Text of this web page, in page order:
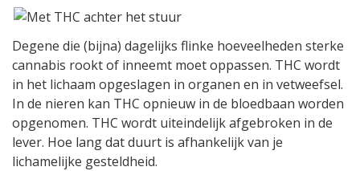
Degene die (bijna) dagelijks flinke hoeveelheden sterke
cannabis rookt of inneemt moet oppassen. THC wordt
in het lichaam opgeslagen in organen en in vetweefsel.
In de nieren kan THC opnieuw in de bloedbaan worden
opgenomen. THC wordt uiteindelijk afgebroken in de
lever. Hoe lang dat duurt is afhankelijk van je
lichamelijke gesteldheid.